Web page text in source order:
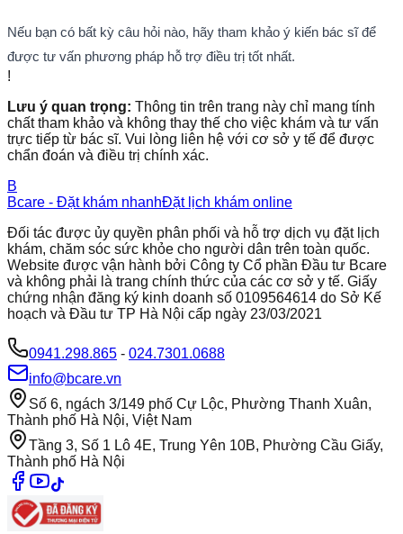
Nếu bạn có bất kỳ câu hỏi nào, hãy tham khảo ý kiến bác sĩ để
được tư vấn phương pháp hỗ trợ điều trị tốt nhất.
!
Lưu ý quan trọng: Thông tin trên trang này chỉ mang tính
chất tham khảo và không thay thế cho việc khám và tư vấn
trực tiếp từ bác sĩ. Vui lòng liên hệ với cơ sở y tế để được
chẩn đoán và điều trị chính xác.
B
Bcare - Đặt khám nhanhĐặt lịch khám online
Đối tác được ủy quyền phân phối và hỗ trợ dịch vụ đặt lịch
khám, chăm sóc sức khỏe cho người dân trên toàn quốc.
Website được vận hành bởi Công ty Cổ phần Đầu tư Bcare
và không phải là trang chính thức của các cơ sở y tế. Giấy
chứng nhận đăng ký kinh doanh số 0109564614 do Sở Kế
hoạch và Đầu tư TP Hà Nội cấp ngày 23/03/2021
0941.298.865 - 024.7301.0688
info@bcare.vn
Số 6, ngách 3/149 phố Cự Lộc, Phường Thanh Xuân,
Thành phố Hà Nội, Việt Nam
Tầng 3, Số 1 Lô 4E, Trung Yên 10B, Phường Cầu Giấy,
Thành phố Hà Nội